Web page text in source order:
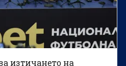
изтичането на